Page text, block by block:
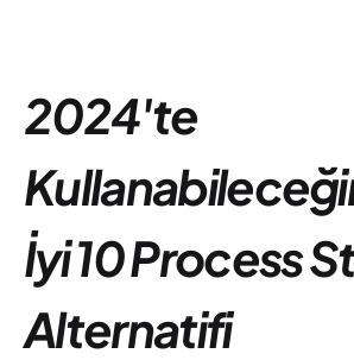
2024'te
İyi 10 Process
Alternatifi